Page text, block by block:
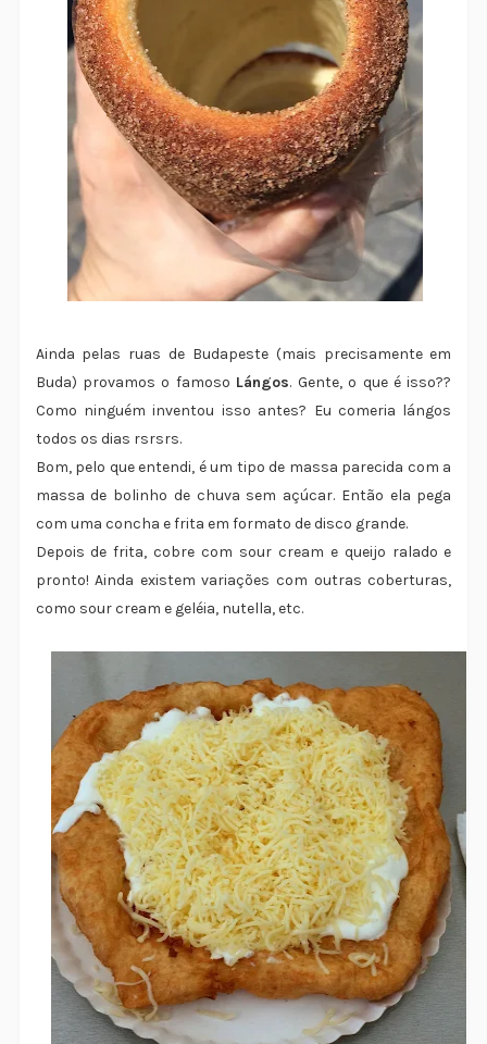
Ainda pelas ruas de Budapeste (mais precisamente em
Buda) provamos o famoso Lángos. Gente, o que é isso??
Como ninguém inventou isso antes? Eu comeria lángos
todos os dias rsrsrs.
Bom, pelo que entendi, é um tipo de massa parecida com a
massa de bolinho de chuva sem açúcar. Então ela pega
com uma concha e frita em formato de disco grande.
Depois de frita, cobre com sour cream e queijo ralado e
pronto! Ainda existem variações com outras coberturas,
como sour cream e geléia, nutella, etc.